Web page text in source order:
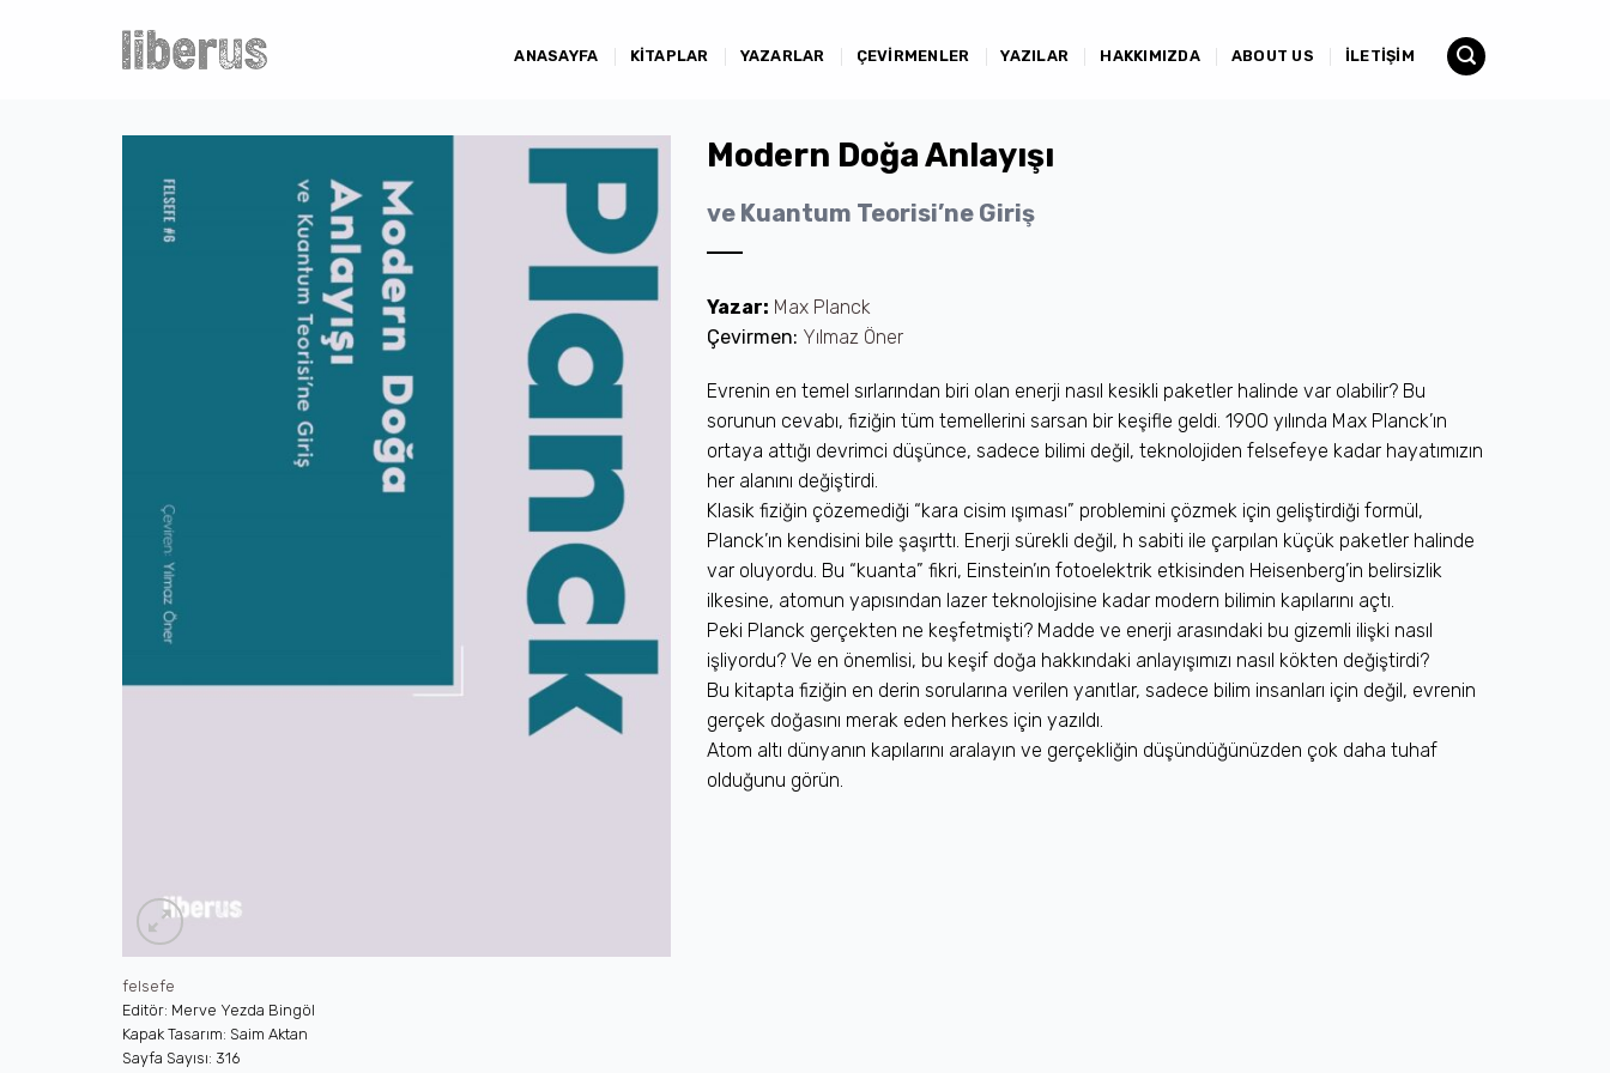
ANASAYFA KITAPLAR YAZARLAR ÇEVIRMENLER YAZILAR HAKKIMIZDA ABOUT US İLETIŞIM
felsefe
Editör: Merve Yezda Bingöl
Kapak Tasarım: Saim Aktan
Sayfa Sayısı: 316
Modern Doğa Anlayışı
ve Kuantum Teorisi’ne Giriş
Yazar: Max Planck
Çevirmen: Yılmaz Öner
Evrenin en temel sırlarından biri olan enerji nasıl kesikli paketler halinde var olabilir? Bu
sorunun cevabı, fiziğin tüm temellerini sarsan bir keşifle geldi. 1900 yılında Max Planck’ın
ortaya attığı devrimci düşünce, sadece bilimi değil, teknolojiden felsefeye kadar hayatımızın
her alanını değiştirdi.
Klasik fiziğin çözemediği “kara cisim ışıması” problemini çözmek için geliştirdiği formül,
Planck’ın kendisini bile şaşırttı. Enerji sürekli değil, h sabiti ile çarpılan küçük paketler halinde
var oluyordu. Bu “kuanta” fikri, Einstein’ın fotoelektrik etkisinden Heisenberg’in belirsizlik
ilkesine, atomun yapısından lazer teknolojisine kadar modern bilimin kapılarını açtı.
Peki Planck gerçekten ne keşfetmişti? Madde ve enerji arasındaki bu gizemli ilişki nasıl
işliyordu? Ve en önemlisi, bu keşif doğa hakkındaki anlayışımızı nasıl kökten değiştirdi?
Bu kitapta fiziğin en derin sorularına verilen yanıtlar, sadece bilim insanları için değil, evrenin
gerçek doğasını merak eden herkes için yazıldı.
Atom altı dünyanın kapılarını aralayın ve gerçekliğin düşündüğünüzden çok daha tuhaf
olduğunu görün.